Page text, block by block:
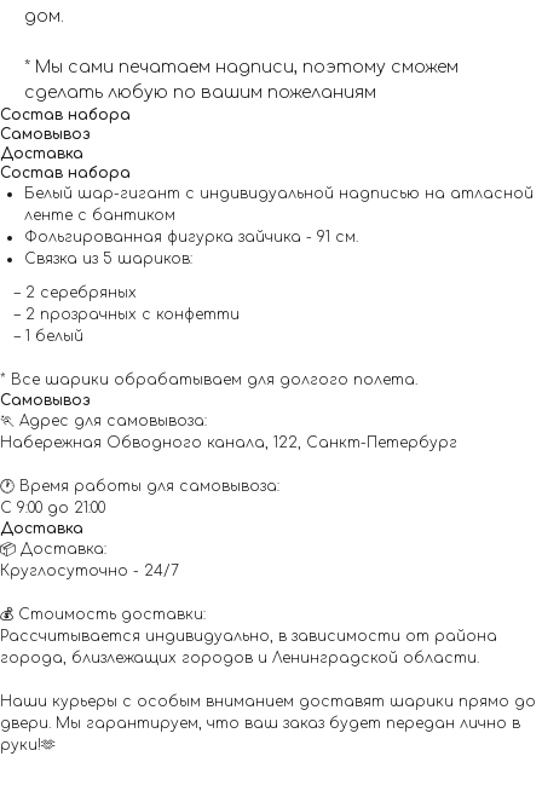
дом.
* Мы сами печатаем надписи, поэтому сможем
сделать любую по вашим пожеланиям
Состав набора
Самовывоз
Доставка
Состав набора
Белый шар-гигант с индивидуальной надписью на атласной
ленте с бантиком
Фольгированная фигурка зайчика - 91 см.
Связка из 5 шариков:
– 2 серебряных
– 2 прозрачных с конфетти
– 1 белый
* Все шарики обрабатываем для долгого полета.
Самовывоз
🏃 Адрес для самовывоза:
Набережная Обводного канала, 122, Санкт-Петербург
🕐 Время работы для самовывоза:
С 9:00 до 21:00
Доставка
📦 Доставка:
Круглосуточно - 24/7
💰 Стоимость доставки:
Рассчитывается индивидуально, в зависимости от района
города, близлежащих городов и Ленинградской области.
Наши курьеры с особым вниманием доставят шарики прямо до
двери. Мы гарантируем, что ваш заказ будет передан лично в
руки!🫶